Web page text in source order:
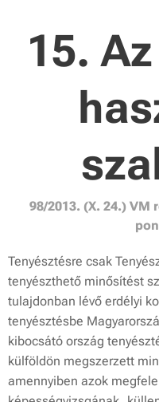
15.
98/2013. (X. 24.) VM
Tenyésztésre csak T
tenyészthető minősítést
tulajdonban lévő erdélyi
tenyésztésbe
kibocsátó ország
külföldön megszerzett
amennyiben azok